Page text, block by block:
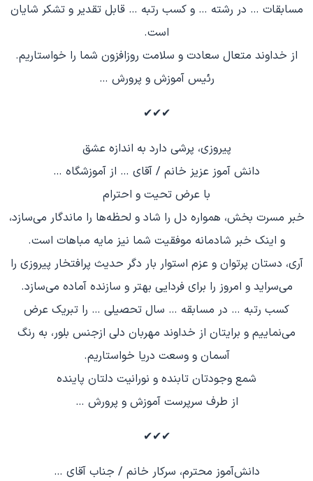
مسابقات … در رشته … و کسب رتبه … قابل تقدیر و تشکر شایان
است.
از خداوند متعال سعادت و سلامت روزافزون شما را خواستاریم.
رئیس آموزش و پرورش …
✔✔✔
پیروزی، پرشی دارد به اندازه عشق
دانش آموز عزیز خانم / آقای … از آموزشگاه …
با عرض تحیت و احترام
خبر مسرت بخش، همواره دل را شاد و لحظه‌ها را ماندگار می‌سازد،
و اینک خبر شادمانه موفقیت شما نیز مایه مباهات است.
آری، دستان پرتوان و عزم استوار بار دگر حدیث پرافتخار پیروزی را
می‌سراید و امروز را برای فردایی بهتر و سازنده آماده می‌سازد.
کسب رتبه … در مسابقه … سال تحصیلی … را تبریک عرض
می‌نماییم و برایتان از خداوند مهربان دلی ازجنس بلور، به رنگ
آسمان و وسعت دریا خواستاریم.
شمع وجودتان تابنده و نورانیت دلتان پاینده
از طرف سرپرست آموزش و پرورش …
✔✔✔
دانش‌آموز محترم، سرکار خانم / جناب آقای …